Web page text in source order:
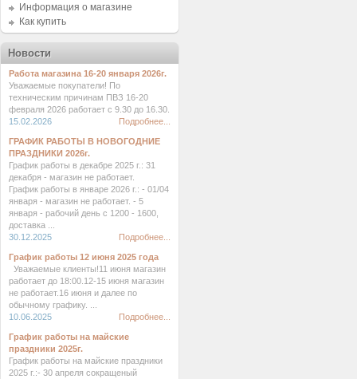
Информация о магазине
Как купить
Новости
Работа магазина 16-20 января 2026г.
Уважаемые покупатели! По
техническим причинам ПВЗ 16-20
февраля 2026 работает с 9.30 до 16.30.
15.02.2026
Подробнее...
ГРАФИК РАБОТЫ В НОВОГОДНИЕ
ПРАЗДНИКИ 2026г.
График работы в декабре 2025 г.: 31
декабря - магазин не работает.
График работы в январе 2026 г.: - 01/04
января - магазин не работает. - 5
января - рабочий день с 1200 - 1600,
доставка ...
30.12.2025
Подробнее...
График работы 12 июня 2025 года
Уважаемые клиенты!11 июня магазин
работает до 18:00.12-15 июня магазин
не работает.16 июня и далее по
обычному графику. ...
10.06.2025
Подробнее...
График работы на майские
праздники 2025г.
График работы на майские праздники
2025 г.:- 30 апреля сокращеный